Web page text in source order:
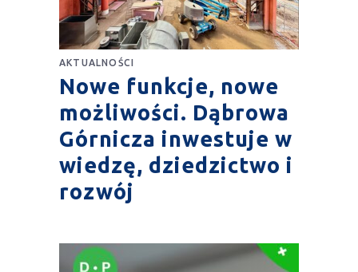
AKTUALNOŚCI
Nowe funkcje, nowe
możliwości. Dąbrowa
Górnicza inwestuje w
wiedzę, dziedzictwo i
rozwój